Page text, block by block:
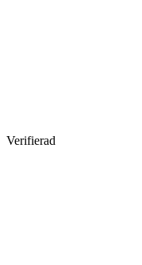
Verifierad